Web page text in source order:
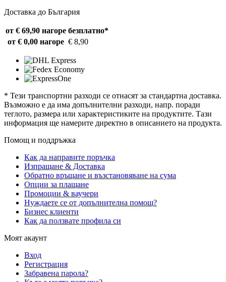
Доставка до България
от € 69,90 нагоре безплатно*
от € 0,00 нагоре € 8,90
* Тези транспортни разходи се отнасят за стандартна доставка.
Възможно е да има допълнителни разходи, напр. поради
теглото, размера или характеристиките на продуктите. Тази
информация ще намерите директно в описанието на продукта.
Помощ и поддръжка
Как да направите поръчка
Изпращане & Доставка
Обратно връщане и възстановяване на сума
Опции за плащане
Промоции & ваучери
Нуждаете се от допълнителна помощ?
Бизнес клиенти
Как да ползвате профила си
Моят акаунт
Вход
Регистрация
Забравена парола?